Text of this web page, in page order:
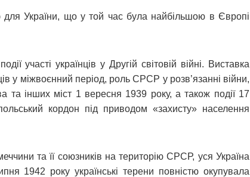
України, що у той час була найбільшою в Європі
участі українців у Другій світовій війні. Виставка
у міжвоєнний період, роль СРСР у розв’язанні війни,
та інших міст 1 вересня 1939 року, а також події 17
кордон під приводом «захисту» населення
та її союзників на територію СРСР, уся Україна
1942 року українські терени повністю окупувала